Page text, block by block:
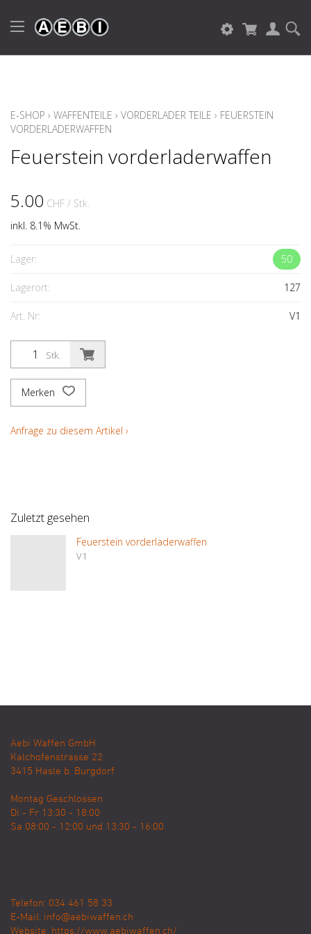
E-SHOP › WAFFENTEILE › VORDERLADER TEILE › FEUERSTEIN
VORDERLADERWAFFEN
Feuerstein vorderladerwaffen
5.00 CHF / Stk.
inkl. 8.1% MwSt.
Lager: 50
Lagerort: 127
Art. Nr: V1
Stk.
Merken
Anfrage zu diesem Artikel ›
Zuletzt gesehen
Feuerstein vorderladerwaffen
V1
Aebi Waffen GmbH
Kalchofenstrasse 22
3415 Hasle b. Burgdorf
Montag Geschlossen
Di - Fr 13:30 - 18:00
Sa 08:00 - 12:00 und 13:30 - 16:00
Telefon: 034 461 58 33
E-Mail: info@aebiwaffen.ch
Website: https://www.aebiwaffen.ch/